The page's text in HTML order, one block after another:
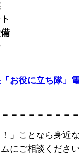
お役に立ち隊」
＝＝＝＝＝＝＝
」ことなら身近
にご相談くださ